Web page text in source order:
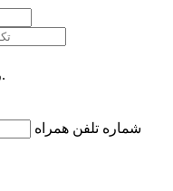
رمز عبور شما با موفقیت تغییر یافت.
شماره تلفن همراه